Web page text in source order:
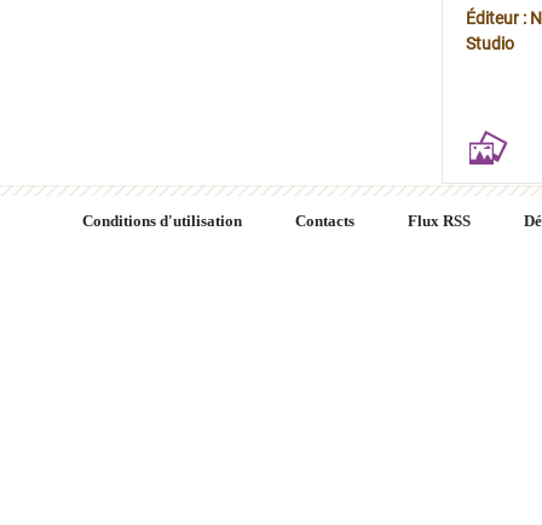
Éditeur :
Studio
Conditions d'utilisation Contacts Flux RSS